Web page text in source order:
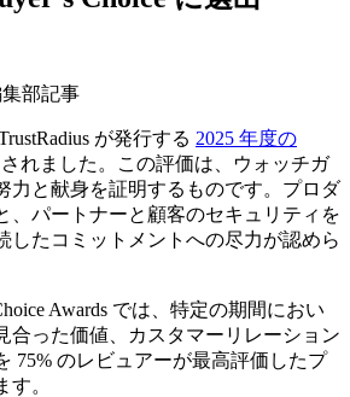
集部記事
が発行する 2025 年度の
れました。この評価は、ウォッチガ
力と献身を証明するものです。プロダ
、パートナーと顧客のセキュリティを
したコミットメントへの尽力が認めら
Awards では、特定の期間におい
合った価値、カスタマーリレーション
75% のレビュアーが最高評価したプ
す。